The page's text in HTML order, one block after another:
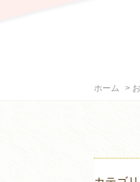
ホーム